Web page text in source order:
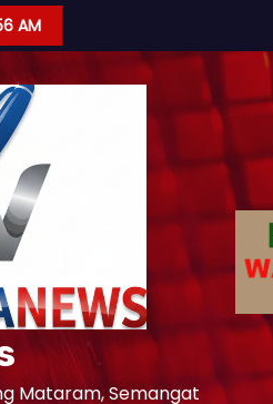
AM
Mataram, Semangat